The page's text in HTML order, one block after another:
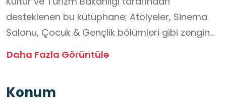
desteklenen bu kütüphane; Atölyeler, Sinema
Salonu, Çocuk & Gençlik bölümleri gibi zengin
öğrenme ortamlarına sahiptir. Yaklaşık 770
kütüphane, öğrencilere sessiz çalışma alanları,
Daha Fazla Görüntüle
Konum